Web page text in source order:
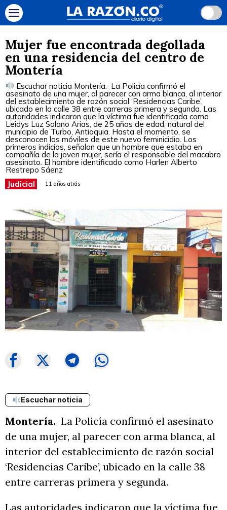
Mujer fue encontrada degollada
en una residencia del centro de
Montería
Escuchar noticia Montería. La Policía confirmó el
asesinato de una mujer, al parecer con arma blanca, al interior
del establecimiento de razón social ‘Residencias Caribe’,
ubicado en la calle 38 entre carreras primera y segunda. Las
autoridades indicaron que la víctima fue identificada como
Leidys Luz Solano Arias, de 25 años de edad, natural del
municipio de Turbo, Antioquia. Hasta el momento, se
desconocen los móviles de este nuevo feminicidio. Los
primeros indicios, señalan que un hombre que estaba en
compañía de la joven mujer, sería el responsable del macabro
asesinato. El hombre identificado como Harlen Alberto
Restrepo Sáenz
Judicial 11 años atrás
Escuchar noticia
Montería. La Policía confirmó el asesinato
de una mujer, al parecer con arma blanca, al
interior del establecimiento de razón social
‘Residencias Caribe’, ubicado en la calle 38
entre carreras primera y segunda.
Las autoridades indicaron que la víctima fue